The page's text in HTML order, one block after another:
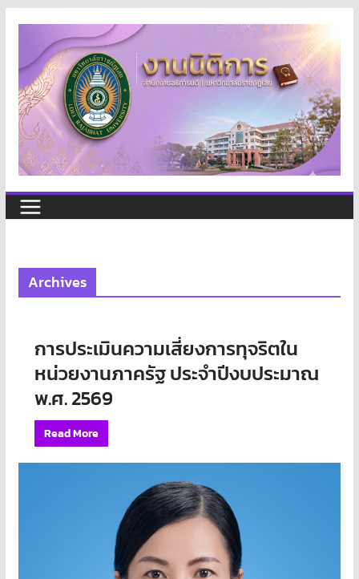
content
Archives
การประเมินความเสี่ยงการทุจริตใน
หน่วยงานภาครัฐ ประจำปีงบประมาณ
พ.ศ. 2569
Read More